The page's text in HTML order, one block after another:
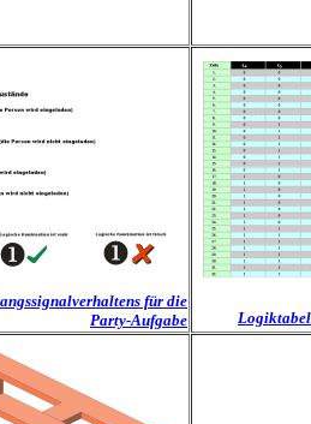
für die
Party-Aufgabe